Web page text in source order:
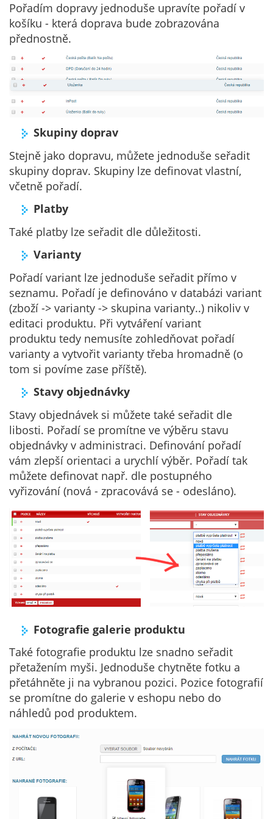
Pořadím dopravy jednoduše upravíte pořadí v
košíku - která doprava bude zobrazována
přednostně.
Skupiny doprav
Stejně jako dopravu, můžete jednoduše seřadit
skupiny doprav. Skupiny lze definovat vlastní,
včetně pořadí.
Platby
Také platby lze seřadit dle důležitosti.
Varianty
Pořadí variant lze jednoduše seřadit přímo v
seznamu. Pořadí je definováno v databázi variant
(zboží -> varianty -> skupina varianty..) nikoliv v
editaci produktu. Při vytváření variant
produktu tedy nemusíte zohledňovat pořadí
varianty a vytvořit varianty třeba hromadně (o
tom si povíme zase příště).
Stavy objednávky
Stavy objednávek si můžete také seřadit dle
libosti. Pořadí se promítne ve výběru stavu
objednávky v administraci. Definování pořadí
vám zlepší orientaci a urychlí výběr. Pořadí tak
můžete definovat např. dle postupného
vyřizování (nová - zpracovává se - odesláno).
Fotografie galerie produktu
Také fotografie produktu lze snadno seřadit
přetažením myši. Jednoduše chytněte fotku a
přetáhněte ji na vybranou pozici. Pozice fotografií
se promítne do galerie v eshopu nebo do
náhledů pod produktem.